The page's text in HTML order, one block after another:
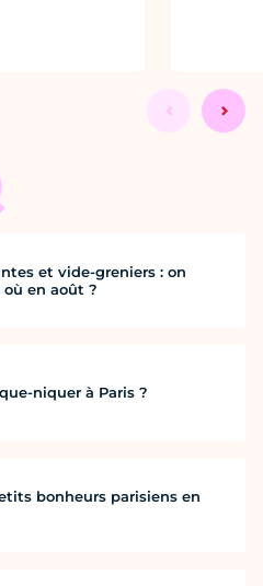
et vide-greniers : on
en août ?
niquer à Paris ?
bonheurs parisiens en